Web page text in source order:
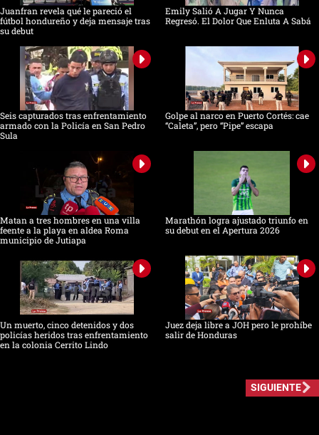
Juanfran revela qué le pareció el
fútbol hondureño y deja mensaje tras
su debut
Emily Salió A Jugar Y Nunca
Regresó. El Dolor Que Enluta A Sabá
Seis capturados tras enfrentamiento
armado con la Policía en San Pedro
Sula
Golpe al narco en Puerto Cortés: cae
“Caleta”, pero “Pipe” escapa
Matan a tres hombres en una villa
feente a la playa en aldea Roma
municipio de Jutiapa
Marathón logra ajustado triunfo en
su debut en el Apertura 2026
Un muerto, cinco detenidos y dos
policías heridos tras enfrentamiento
en la colonia Cerrito Lindo
Juez deja libre a JOH pero le prohíbe
salir de Honduras
SIGUIENTE